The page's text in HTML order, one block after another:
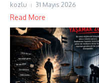
kozlu 31 Mayıs 2026
Read More